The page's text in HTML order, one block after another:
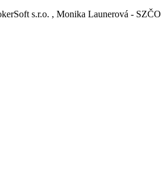
s.r.o. , Monika Launerová - SZČO